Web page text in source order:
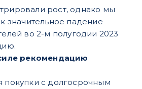
рост, однако мы
значительное падение
во 2-м полугодии 2023
рекомендацию
покупки с долгосрочным